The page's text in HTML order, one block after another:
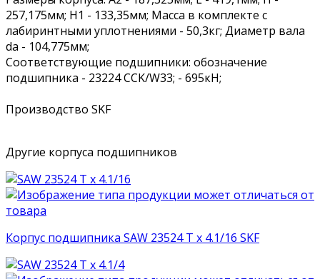
257,175мм; H1 - 133,35мм; Масса в комплекте с
лабиринтными уплотнениями - 50,3кг; Диаметр вала
da - 104,775мм;
Соответствующие подшипники: обозначение
подшипника - 23224 CCK/W33; - 695кН;
Производство SKF
Другие корпуса подшипников
Корпус подшипника SAW 23524 T x 4.1/16 SKF